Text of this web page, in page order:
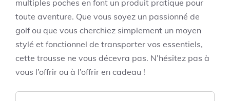
multiples poches en font un produit pratique pour
toute aventure. Que vous soyez un passionné de
golf ou que vous cherchiez simplement un moyen
stylé et fonctionnel de transporter vos essentiels,
cette trousse ne vous décevra pas. N’hésitez pas à
vous l’offrir ou à l’offrir en cadeau !